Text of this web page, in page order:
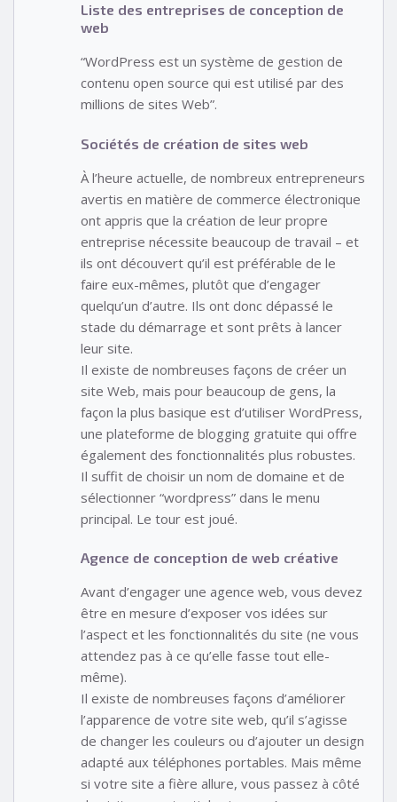
Liste des entreprises de conception de
web
“WordPress est un système de gestion de
contenu open source qui est utilisé par des
millions de sites Web”.
Sociétés de création de sites web
À l’heure actuelle, de nombreux entrepreneurs
avertis en matière de commerce électronique
ont appris que la création de leur propre
entreprise nécessite beaucoup de travail – et
ils ont découvert qu’il est préférable de le
faire eux-mêmes, plutôt que d’engager
quelqu’un d’autre. Ils ont donc dépassé le
stade du démarrage et sont prêts à lancer
leur site.
Il existe de nombreuses façons de créer un
site Web, mais pour beaucoup de gens, la
façon la plus basique est d’utiliser WordPress,
une plateforme de blogging gratuite qui offre
également des fonctionnalités plus robustes.
Il suffit de choisir un nom de domaine et de
sélectionner “wordpress” dans le menu
principal. Le tour est joué.
Agence de conception de web créative
Avant d’engager une agence web, vous devez
être en mesure d’exposer vos idées sur
l’aspect et les fonctionnalités du site (ne vous
attendez pas à ce qu’elle fasse tout elle-
même).
Il existe de nombreuses façons d’améliorer
l’apparence de votre site web, qu’il s’agisse
de changer les couleurs ou d’ajouter un design
adapté aux téléphones portables. Mais même
si votre site a fière allure, vous passez à côté